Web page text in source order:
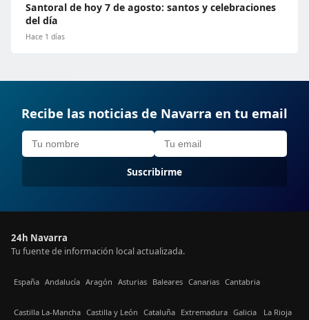
Santoral de hoy 7 de agosto: santos y celebraciones
del día
Hace 1 días
Recibe las noticias de Navarra en tu email
Suscribirme
24h Navarra
Tu fuente de información local actualizada.
España Andalucía Aragón Asturias Baleares Canarias Cantabria
Castilla La-Mancha Castilla y León Cataluña Extremadura Galicia La Rioja